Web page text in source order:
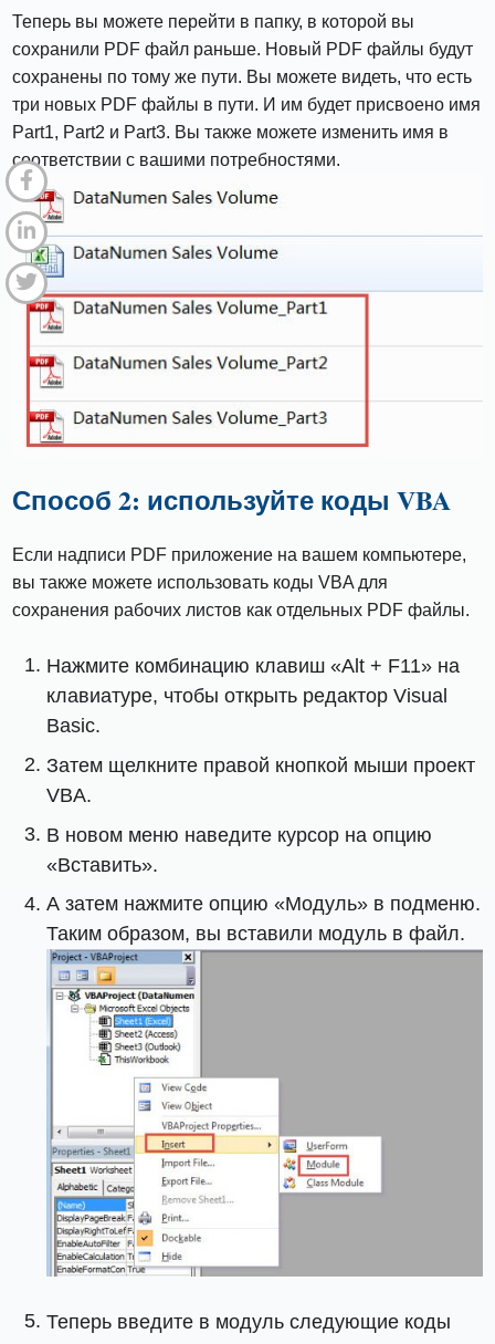
Теперь вы можете перейти в папку, в которой вы
сохранили PDF файл раньше. Новый PDF файлы будут
сохранены по тому же пути. Вы можете видеть, что есть
три новых PDF файлы в пути. И им будет присвоено имя
Part1, Part2 и Part3. Вы также можете изменить имя в
соответствии с вашими потребностями.
Способ 2: используйте коды VBA
Если надписи PDF приложение на вашем компьютере,
вы также можете использовать коды VBA для
сохранения рабочих листов как отдельных PDF файлы.
Нажмите комбинацию клавиш «Alt + F11» на
клавиатуре, чтобы открыть редактор Visual
Basic.
Затем щелкните правой кнопкой мыши проект
VBA.
В новом меню наведите курсор на опцию
«Вставить».
А затем нажмите опцию «Модуль» в подменю.
Таким образом, вы вставили модуль в файл.
Теперь введите в модуль следующие коды